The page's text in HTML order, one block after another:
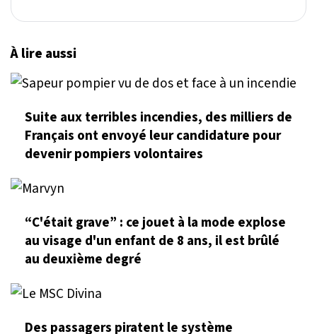
À lire aussi
Suite aux terribles incendies, des milliers de
Français ont envoyé leur candidature pour
devenir pompiers volontaires
“C'était grave” : ce jouet à la mode explose
au visage d'un enfant de 8 ans, il est brûlé
au deuxième degré
Des passagers piratent le système